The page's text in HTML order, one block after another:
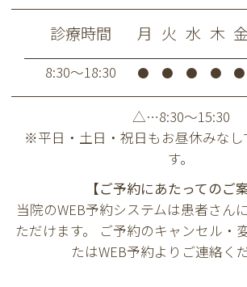
診療時間 月 火 水 木 金
8:30～18:30 ● ● ● ● ●
△…8:30～15:30
※平日・土日・祝日もお昼休みなし
す。
【ご予約にあたってのご案
当院のWEB予約システムは患者さん
ただけます。 ご予約のキャンセル・変
たはWEB予約よりご連絡く